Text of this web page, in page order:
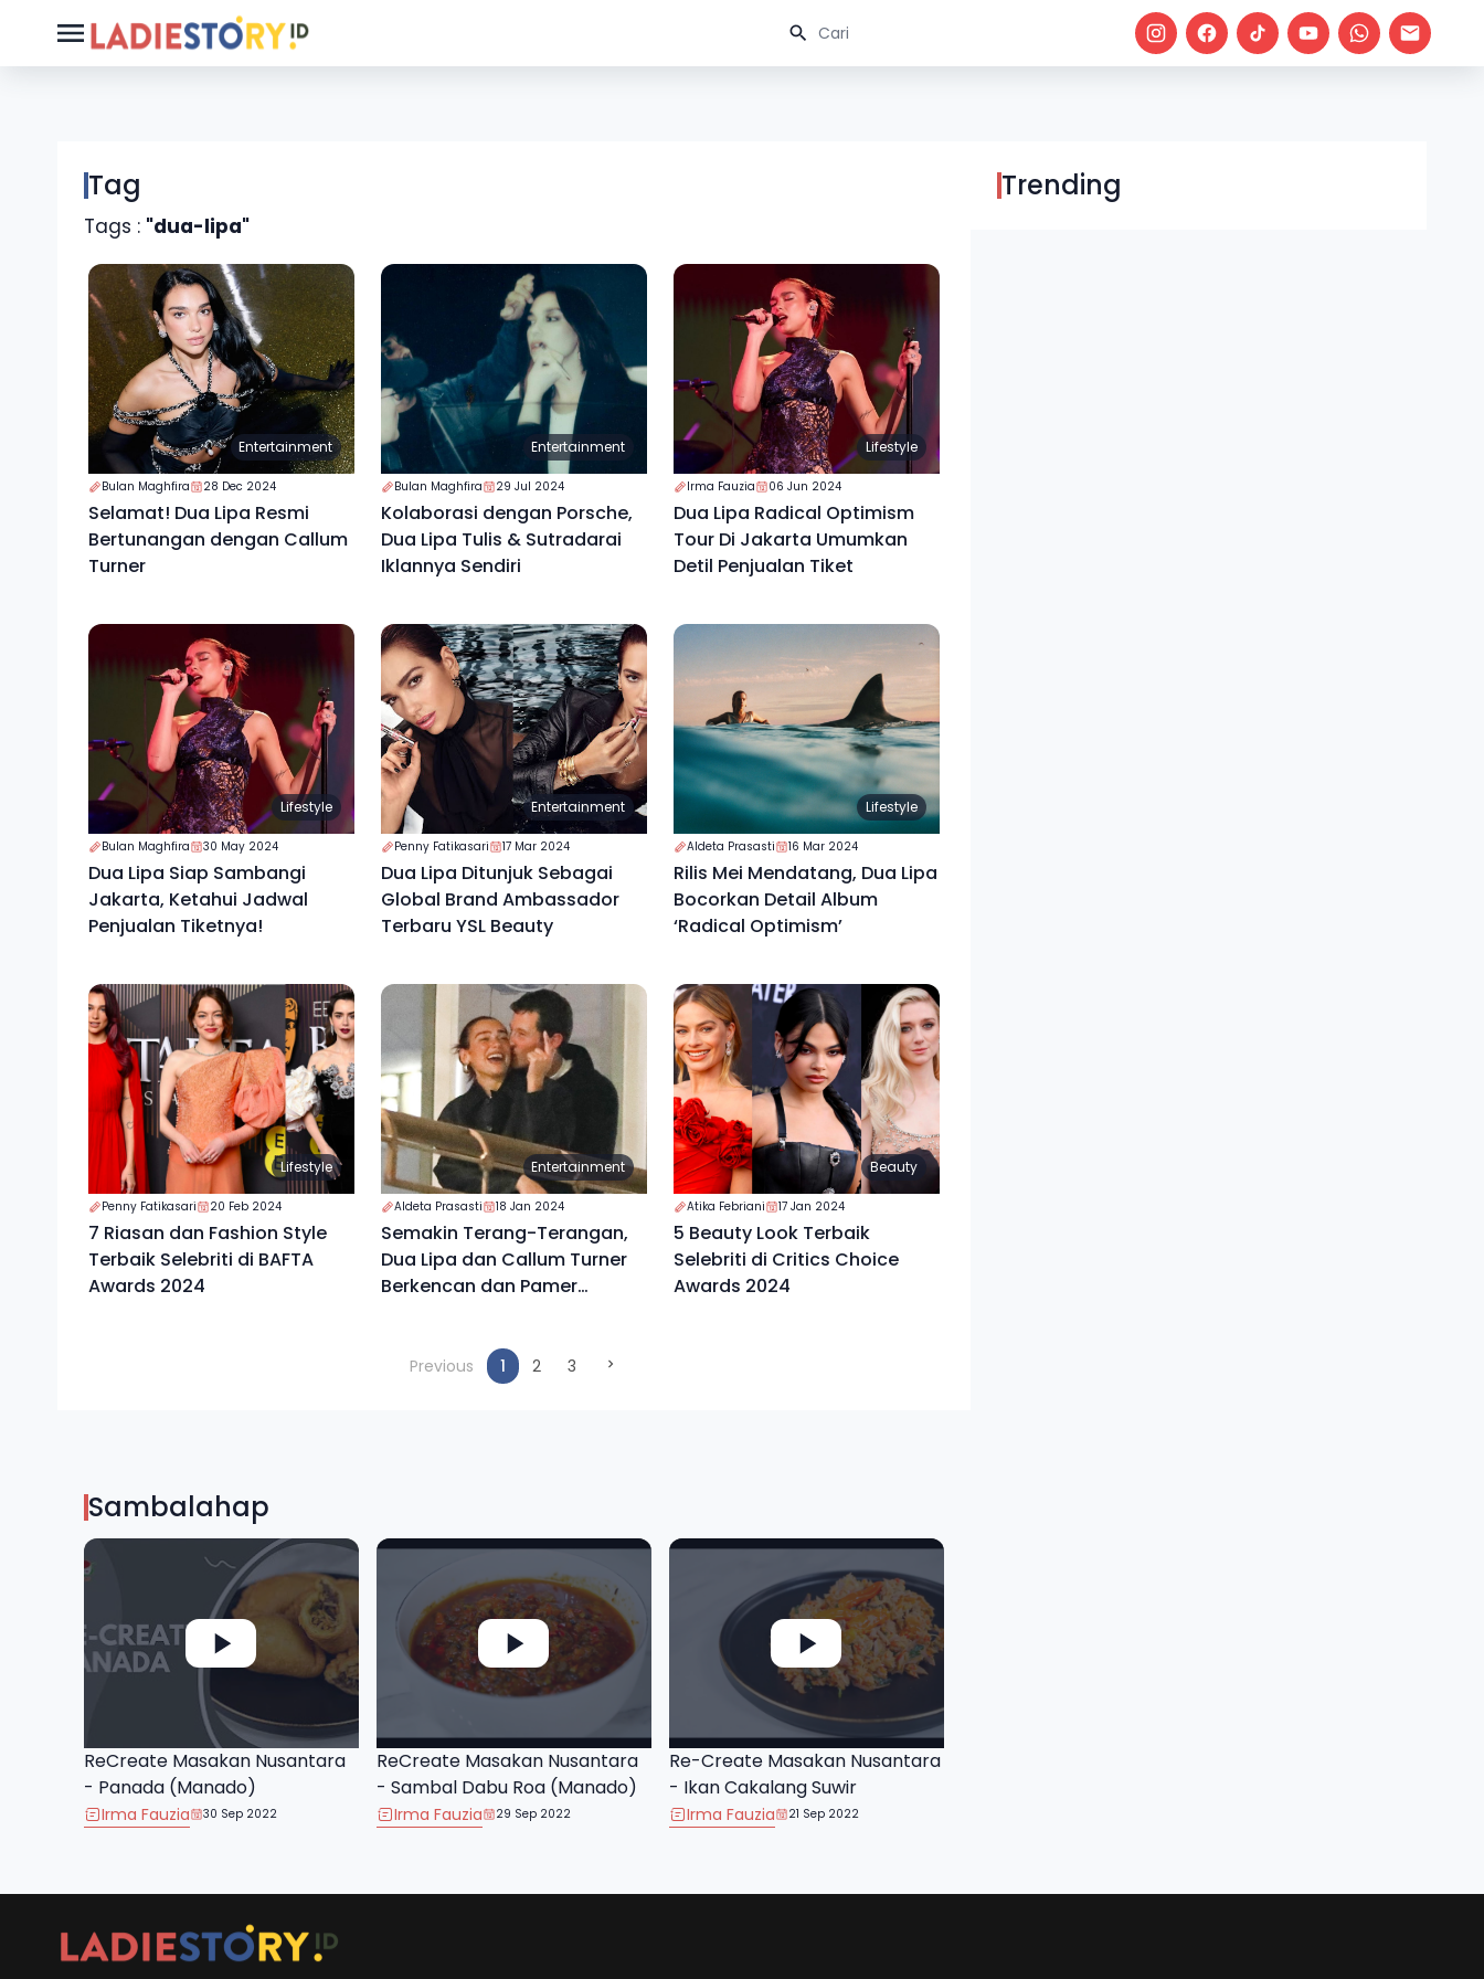
Tag
Tags : "dua-lipa"
Entertainment
Bulan Maghfira 28 Dec 2024
Selamat! Dua Lipa Resmi
Bertunangan dengan Callum
Turner
Entertainment
Bulan Maghfira 29 Jul 2024
Kolaborasi dengan Porsche,
Dua Lipa Tulis & Sutradarai
Iklannya Sendiri
Lifestyle
Irma Fauzia 06 Jun 2024
Dua Lipa Radical Optimism
Tour Di Jakarta Umumkan
Detil Penjualan Tiket
Lifestyle
Bulan Maghfira 30 May 2024
Dua Lipa Siap Sambangi
Jakarta, Ketahui Jadwal
Penjualan Tiketnya!
Entertainment
Penny Fatikasari 17 Mar 2024
Dua Lipa Ditunjuk Sebagai
Global Brand Ambassador
Terbaru YSL Beauty
Lifestyle
Aldeta Prasasti 16 Mar 2024
Rilis Mei Mendatang, Dua Lipa
Bocorkan Detail Album
‘Radical Optimism’
Lifestyle
Penny Fatikasari 20 Feb 2024
7 Riasan dan Fashion Style
Terbaik Selebriti di BAFTA
Awards 2024
Entertainment
Aldeta Prasasti 18 Jan 2024
Semakin Terang-Terangan,
Dua Lipa dan Callum Turner
Berkencan dan Pamer
Beauty
Atika Febriani 17 Jan 2024
5 Beauty Look Terbaik
Selebriti di Critics Choice
Awards 2024
Previous 1(current)
2 3
Trending
Sambalahap
ReCreate Masakan Nusantara
- Panada (Manado)
Irma Fauzia 30 Sep 2022
ReCreate Masakan Nusantara
- Sambal Dabu Roa (Manado)
Irma Fauzia 29 Sep 2022
Re-Create Masakan Nusantara
- Ikan Cakalang Suwir
Irma Fauzia 21 Sep 2022